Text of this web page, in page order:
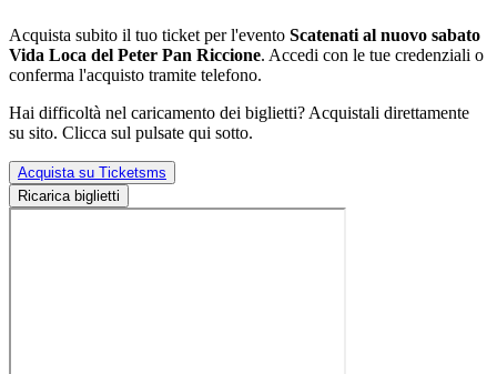
Acquista subito il tuo ticket per l'evento Scatenati al nuovo sabato
Vida Loca del Peter Pan Riccione. Accedi con le tue credenziali o
conferma l'acquisto tramite telefono.
Hai difficoltà nel caricamento dei biglietti? Acquistali direttamente
su sito. Clicca sul pulsate qui sotto.
Acquista su Ticketsms
Ricarica biglietti